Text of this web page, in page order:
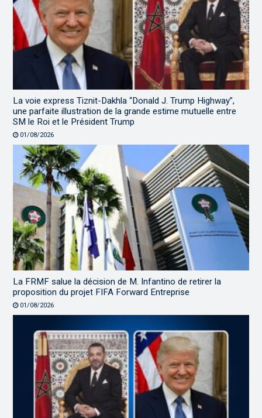
La voie express Tiznit-Dakhla “Donald J. Trump Highway”,
une parfaite illustration de la grande estime mutuelle entre
SM le Roi et le Président Trump
01/08/2026
La FRMF salue la décision de M. Infantino de retirer la
proposition du projet FIFA Forward Entreprise
01/08/2026